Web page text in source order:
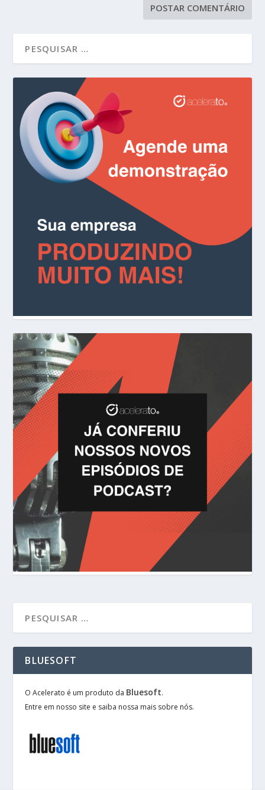
BLUESOFT
O Acelerato é um produto da Bluesoft.
Entre em nosso site e saiba nossa mais sobre nós.